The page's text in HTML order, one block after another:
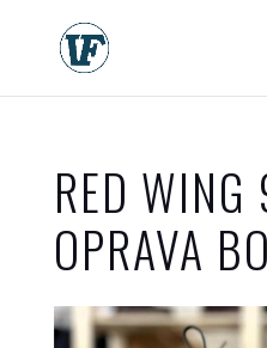
RED
OPRAVA